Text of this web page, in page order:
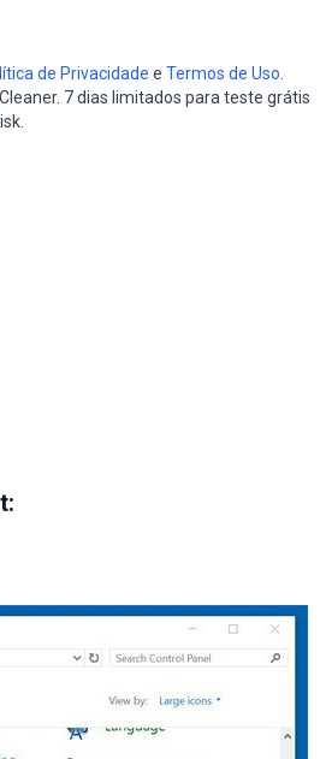
de Privacidade e Termos de Uso
7 dias limitados para teste grátis